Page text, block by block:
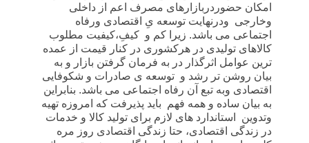
امکان حضوردربازارهای مصرف اعم از داخلی
وخارجی ودرنهایت توسعه یِ اقتصادی ورفاه
اجتماعی می باشد. زیرا کم و کیفِ،کیفیت مطلوب
کالاهای تولیدی در هرکشوری در کنار قیمت از عمده
ترین عوامل اثرگذار در به فرمان گرفتن بازار و به
بیان روشن تر رشد و توسعه ی صادرات و شکوفایی
اقتصادی وبه تبع آن رفاه اجتماعی می باشد. بنابراین
به بیان ساده و همه فهم
باید پذیرفت که امروزه تهیه
وتدوین
استاندارد های لازم برای تولید کالا و خدمات
در زندگی اقتصادی، حتا زندگی اقتصادی روز مره